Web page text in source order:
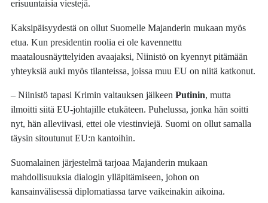
erisuuntaisia viestejä.
Kaksipäisyydestä on ollut Suomelle Majanderin mukaan myös
etua. Kun presidentin roolia ei ole kavennettu
maatalousnäyttelyiden avaajaksi, Niinistö on kyennyt pitämään
yhteyksiä auki myös tilanteissa, joissa muu EU on niitä katkonut.
– Niinistö tapasi Krimin valtauksen jälkeenPutinin, mutta
ilmoitti siitä EU-johtajille etukäteen. Puhelussa, jonka hän soitti
nyt, hän alleviivasi, ettei ole viestinviejä. Suomi on ollut samalla
täysin sitoutunut EU:n kantoihin.
Suomalainen järjestelmä tarjoaa Majanderin mukaan
mahdollisuuksia dialogin ylläpitämiseen, johon on
kansainvälisessä diplomatiassa tarve vaikeinakin aikoina.